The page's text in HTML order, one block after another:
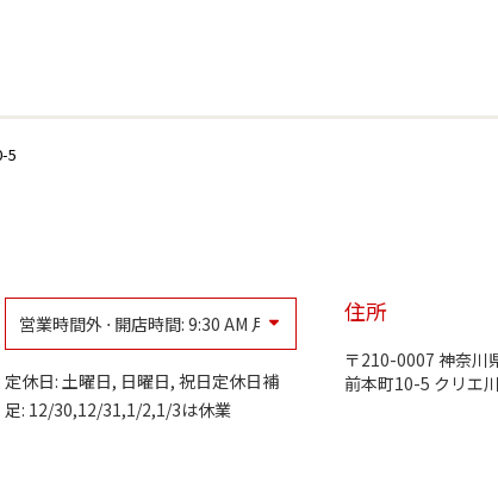
5
営業時間
営業時間外 ⋅ 開店時間: 9:30 AM 月
Day of the WeekHours
土曜日
定休日
日曜日
定休日
月曜日
9:30 AM-5:30 PM
定休日: 土曜日, 日曜日, 祝日定休日補
足: 12/30,12/31,1/2,1/3は休業
住所
210-0007 神奈川
前本町10-5 クリエ